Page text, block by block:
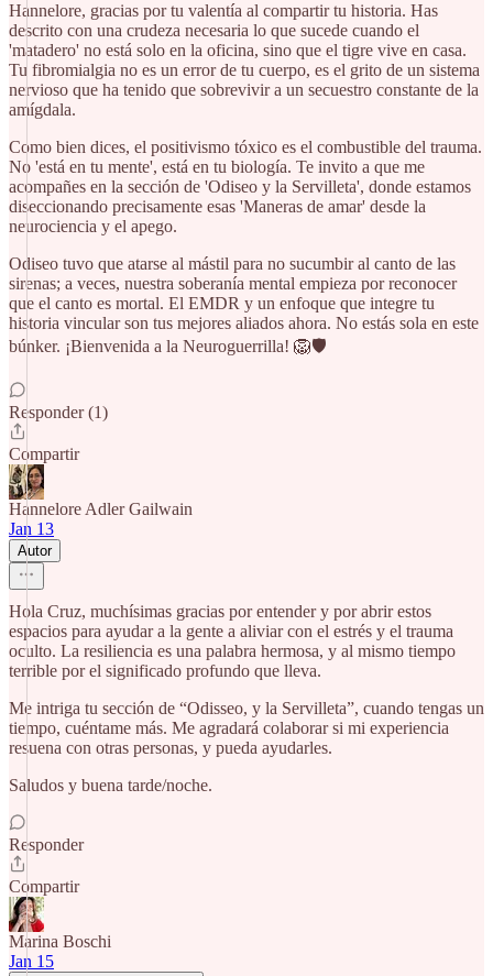
Hannelore, gracias por tu valentía al compartir tu historia. Has
descrito con una crudeza necesaria lo que sucede cuando el
'matadero' no está solo en la oficina, sino que el tigre vive en casa.
Tu fibromialgia no es un error de tu cuerpo, es el grito de un sistema
nervioso que ha tenido que sobrevivir a un secuestro constante de la
amígdala.
Como bien dices, el positivismo tóxico es el combustible del trauma.
No 'está en tu mente', está en tu biología. Te invito a que me
acompañes en la sección de 'Odiseo y la Servilleta', donde estamos
diseccionando precisamente esas 'Maneras de amar' desde la
neurociencia y el apego.
Odiseo tuvo que atarse al mástil para no sucumbir al canto de las
sirenas; a veces, nuestra soberanía mental empieza por reconocer
que el canto es mortal. El EMDR y un enfoque que integre tu
historia vincular son tus mejores aliados ahora. No estás sola en este
búnker. ¡Bienvenida a la Neuroguerrilla! 🦁🛡️
Responder (1)
Compartir
Hannelore Adler Gailwain
Jan 13
Autor
Hola Cruz, muchísimas gracias por entender y por abrir estos
espacios para ayudar a la gente a aliviar con el estrés y el trauma
oculto. La resiliencia es una palabra hermosa, y al mismo tiempo
terrible por el significado profundo que lleva.
Me intriga tu sección de “Odisseo, y la Servilleta”, cuando tengas un
tiempo, cuéntame más. Me agradará colaborar si mi experiencia
resuena con otras personas, y pueda ayudarles.
Saludos y buena tarde/noche.
Responder
Compartir
Marina Boschi
Jan 15